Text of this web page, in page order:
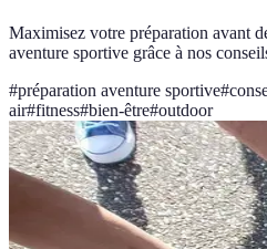
Maximisez votre préparation avant
aventure sportive grâce à nos
#préparation aventure sportive#
air#fitness#bien-être#outdoor